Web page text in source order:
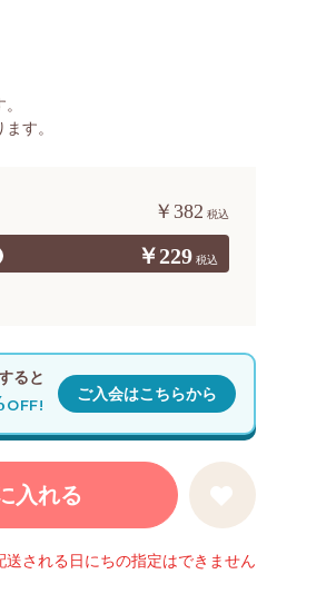
￥229
￥382
入れる
す。
される日にちの指定はできません
ると
OFF!
ご入会はこちらから